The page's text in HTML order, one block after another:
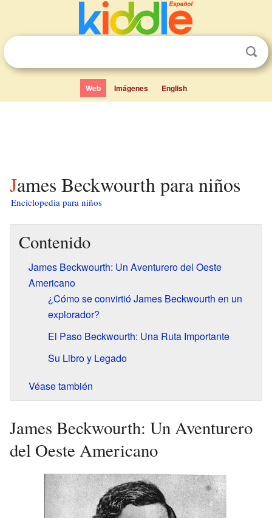
Web Imágenes English
James Beckwourth para niños
Enciclopedia para niños
Contenido
James Beckwourth: Un Aventurero del Oeste
Americano
¿Cómo se convirtió James Beckwourth en un
explorador?
El Paso Beckwourth: Una Ruta Importante
Su Libro y Legado
Véase también
James Beckwourth: Un Aventurero
del Oeste Americano